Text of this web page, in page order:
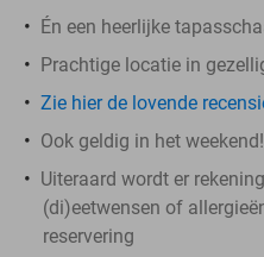
Én een heerlijke
Prachtige locatie in
Zie hier de lovende
Ook geldig in het weekend!
Uiteraard wordt er
(di)eetwensen of
reservering